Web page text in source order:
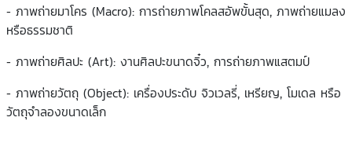
- ภาพถ่ายมาโคร (Macro): การถ่ายภาพโคลสอัพขั้นสุด, ภาพถ่ายแมลง
หรือธรรมชาติ
- ภาพถ่ายศิลปะ (Art): งานศิลปะขนาดจิ๋ว, การถ่ายภาพแสตมป์
- ภาพถ่ายวัตถุ (Object): เครื่องประดับ จิวเวลรี่, เหรียญ, โมเดล หรือ
วัตถุจำลองขนาดเล็ก